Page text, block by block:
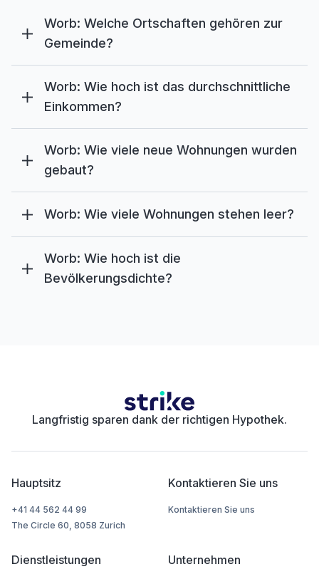
Worb: Welche Ortschaften gehören zur
Gemeinde?
Worb: Wie hoch ist das durchschnittliche
Einkommen?
Worb: Wie viele neue Wohnungen wurden
gebaut?
Worb: Wie viele Wohnungen stehen leer?
Worb: Wie hoch ist die
Bevölkerungsdichte?
Langfristig sparen dank der richtigen Hypothek.
Hauptsitz
+41 44 562 44 99
The Circle 60, 8058 Zurich
Kontaktieren Sie uns
Kontaktieren Sie uns
Dienstleistungen Unternehmen